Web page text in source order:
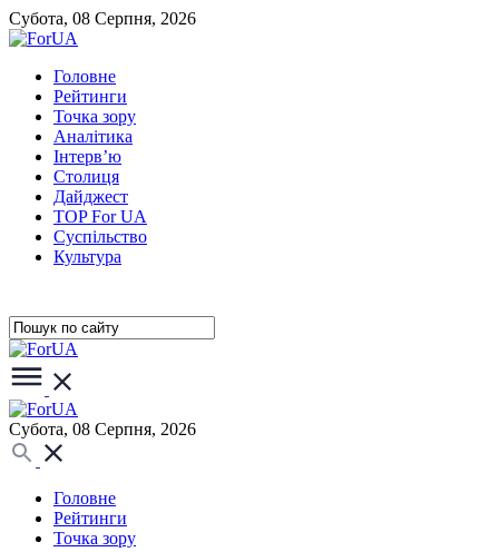
Субота, 08 Серпня, 2026
Головне
Рейтинги
Точка зору
Аналітика
Інтерв’ю
Столиця
Дайджест
TOP For UA
Суспiльство
Культура
Субота, 08 Серпня, 2026
Головне
Рейтинги
Точка зору